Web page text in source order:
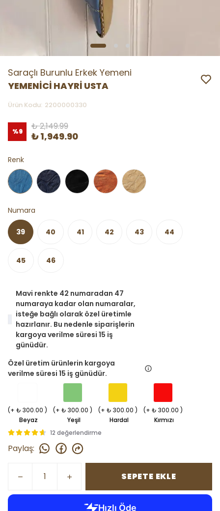
Saraçlı Burunlu Erkek Yemeni
YEMENİCİ HAYRİ USTA
Ürün Kodu: 2200000330
%9 ₺ 2,149.99
₺ 1,949.90
Renk
Numara
39 40 41 42 43 44
45 46
Mavi renkte 42 numaradan 47
numaraya kadar olan numaralar,
isteğe bağlı olarak özel üretimle
hazırlanır. Bu nedenle siparişlerin
kargoya verilme süresi 15 iş
günüdür.
Özel üretim ürünlerin kargoya
verilme süresi 15 iş günüdür.
(+ ₺ 300.00 )
Beyaz
(+ ₺ 300.00 )
Yeşil
(+ ₺ 300.00 )
Hardal
(+ ₺ 300.00 )
Kırmızı
12 değerlendirme
Paylaş:
SEPETE EKLE